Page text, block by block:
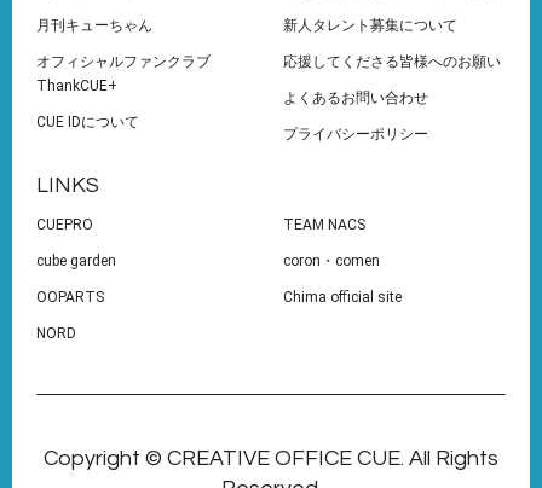
月刊キューちゃん
オフィシャルファンクラブ
ThankCUE+
CUE IDについて
新人タレント募集について
応援してくださる皆様へのお願い
よくあるお問い合わせ
プライバシーポリシー
LINKS
CUEPRO TEAM NACS
cube garden coron・comen
OOPARTS Chima official site
NORD
Copyright © CREATIVE OFFICE CUE. All Rights